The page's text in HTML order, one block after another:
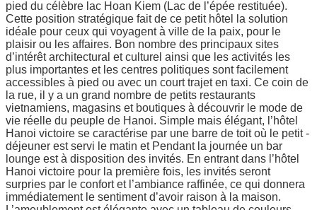
pied du célèbre lac Hoan Kiem (Lac de l’épée restituée).
Cette position stratégique fait de ce petit hôtel la solution
idéale pour ceux qui voyagent à ville de la paix, pour le
plaisir ou les affaires. Bon nombre des principaux sites
d’intérêt architectural et culturel ainsi que les activités les
plus importantes et les centres politiques sont facilement
accessibles à pied ou avec un court trajet en taxi. Ce coin de
la rue, il y a un grand nombre de petits restaurants
vietnamiens, magasins et boutiques à découvrir le mode de
vie réelle du peuple de Hanoi. Simple mais élégant, l’hôtel
Hanoi victoire se caractérise par une barre de toit où le petit -
déjeuner est servi le matin et Pendant la journée un bar
lounge est à disposition des invités. En entrant dans l’hôtel
Hanoi victoire pour la première fois, les invités seront
surpries par le confort et l’ambiance raffinée, ce qui donnera
immédiatement le sentiment d’avoir raison à la maison.